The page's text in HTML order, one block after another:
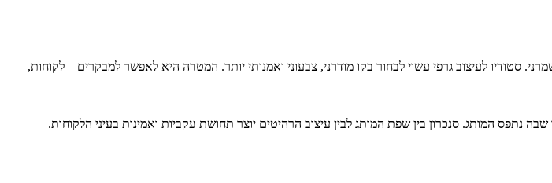
סטודיו לעיצוב גרפי עשוי לבחור בקו מודרני, צבעוני ואמנותי יותר. המטרה היא לאפשר למבקרים – לקוחות,
נתפס המותג. סנכרון בין שפת המותג לבין עיצוב הרהיטים יוצר תחושת עקביות ואמינות בעיני הלקוחות.